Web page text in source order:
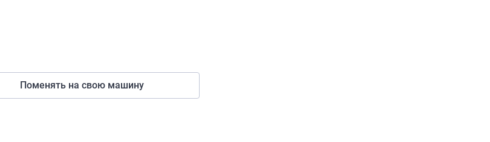
Поменять на свою машину